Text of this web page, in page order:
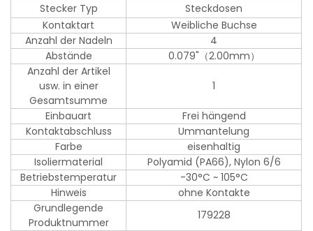
Stecker Typ
Steckdosen
Kontaktart
Weibliche Buchse
Anzahl der Nadeln
4
Abstände
0.079"（2.00mm）
Anzahl der Artikel
usw. in einer
Gesamtsumme
1
Einbauart
Frei hängend
Kontaktabschluss
Ummantelung
Farbe
eisenhaltig
Isoliermaterial
Polyamid (PA66), Nylon 6/6
Betriebstemperatur
-30°C ~ 105°C
Hinweis
ohne Kontakte
Grundlegende
Produktnummer
179228